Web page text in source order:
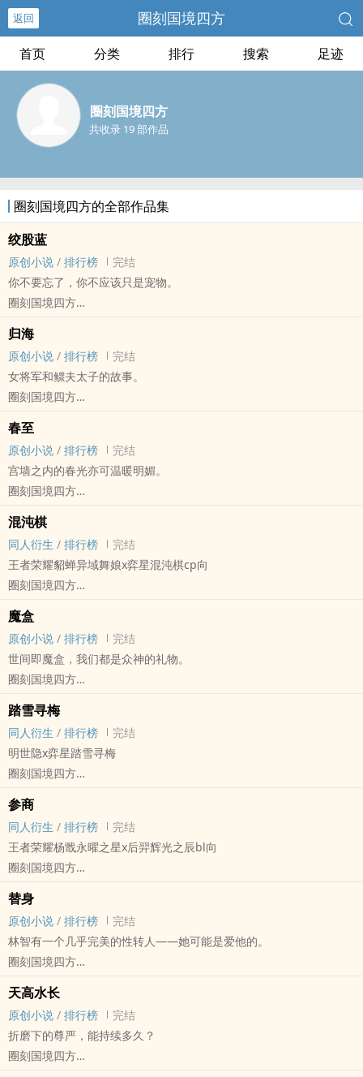
返回 圈刻国境四方
首页 分类 排行 搜索 足迹
圈刻国境四方
共收录 19 部作品
圈刻国境四方的全部作品集
绞股蓝
原创小说 / 排行榜
完结
你不要忘了，你不应该只是宠物。
圈刻国境四方
多重视角 - 阴差阳错 - 荤素均衡
多重视角。
多为乐蔻视角和绞股蓝视角。
注意避雷。
随缘更新。
归海
原创小说 / 排行榜
完结
女将军和鳏夫太子的故事。
圈刻国境四方
古代 - 架空世界 - 中篇
春至
原创小说 / 排行榜
完结
宫墙之内的春光亦可温暖明媚。
圈刻国境四方
古代 - 架空世界
随笔一篇，全一章。
感谢阅读。
混沌棋
同人衍生 / 排行榜
完结
王者荣耀貂蝉异域舞娘x弈星混沌棋cp向
圈刻国境四方
完结 - OE - 清水
魔盒
原创小说 / 排行榜
完结
世间即魔盒，我们都是众神的礼物。
圈刻国境四方
正剧 - HE - 多重视角 - 架空世界
神话
背景：潘多拉打开了魔盒。
cp:陆离x顾梦
天宫凌x爱籽、高桐
沐夜云天x伊芷
三条线可自由选择，不过是同一时间发生的事情，不同的线交织在一
起会有铺垫。
踏雪寻梅
同人衍生 / 排行榜
完结
明世隐x弈星踏雪寻梅
圈刻国境四方
王者荣耀[王者荣耀] - 明弈（明世隐/弈星） 同人衍生 - BL - 短篇
完结 - HE - 荤素均衡
参商
同人衍生 / 排行榜
完结
王者荣耀杨戬永曜之星x后羿辉光之辰bl向
圈刻国境四方
清水
替身
原创小说 / 排行榜
完结
林智有一个几乎完美的性转人——她可能是爱他的。
圈刻国境四方
BE - 悬疑 - 架空世界 - 肉渣
天高水长
原创小说 / 排行榜
完结
折磨下的尊严，能持续多久？
圈刻国境四方